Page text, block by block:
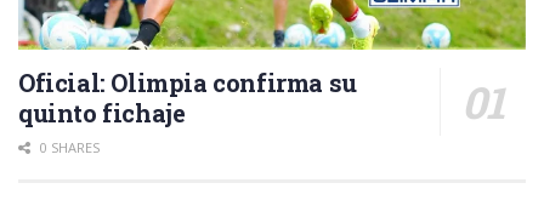
Oficial: Olimpia confirma su
quinto fichaje
0 SHARES